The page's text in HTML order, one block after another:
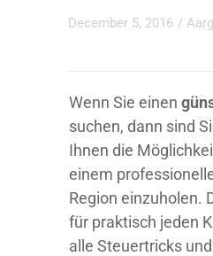
December 5, 2016 /
Wenn Sie einen
suchen, dann sind
Ihnen die
einem
Region einzuholen.
für praktisch jeden
alle Steuertricks